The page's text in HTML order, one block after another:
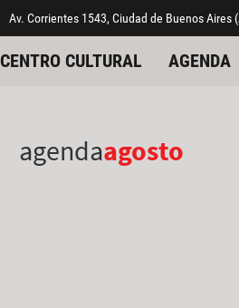
Av. Corrientes 1543, Ciudad de Buenos
CENTRO CULTURAL AGENDA
agendaagosto